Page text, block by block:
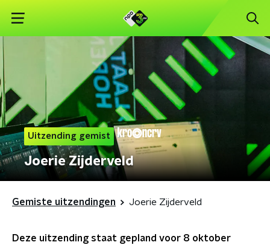
Uitzending gemist
Joerie Zijderveld
Gemiste uitzendingen Joerie Zijderveld
Deze uitzending staat gepland voor 8 oktober